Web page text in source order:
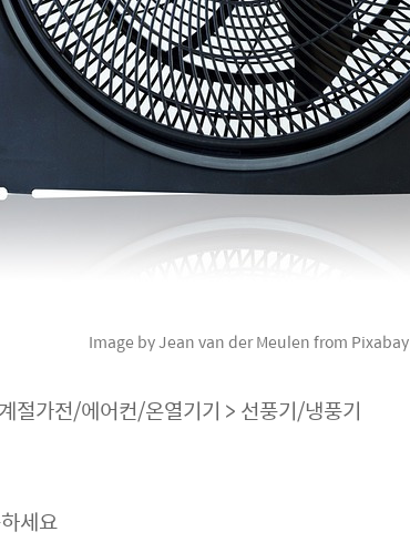
Image by Jean van der Meulen from Pixabay
절가전/에어컨/온열기기 > 선풍기/냉풍기
하세요